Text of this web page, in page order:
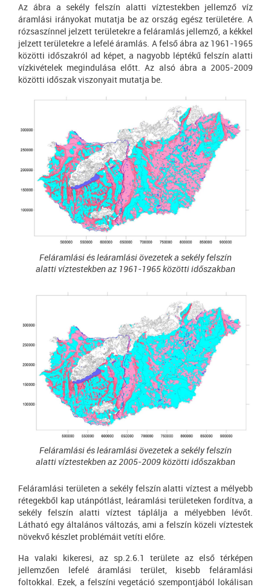
Az ábra a sekély felszín alatti víztestekben jellemző víz
áramlási irányokat mutatja be az ország egész területére. A
rózsaszínnel jelzett területekre a feláramlás jellemző, a kékkel
jelzett területekre a lefelé áramlás. A felső ábra az 1961-1965
közötti időszakról ad képet, a nagyobb léptékű felszín alatti
vízkivételek megindulása előtt. Az alsó ábra a 2005-2009
közötti időszak viszonyait mutatja be.
Feláramlási és leáramlási övezetek a sekély felszín
alatti víztestekben az 1961-1965 közötti időszakban
Feláramlási és leáramlási övezetek a sekély felszín
alatti víztestekben az 2005-2009 közötti időszakban
Feláramlási területen a sekély felszín alatti víztest a mélyebb
rétegekből kap utánpótlást, leáramlási területeken fordítva, a
sekély felszín alatti víztest táplálja a mélyebben lévőt.
Látható egy általános változás, ami a felszín közeli víztestek
növekvő készlet problémáit vetíti előre.
Ha valaki kikeresi, az sp.2.6.1 területe az első térképen
jellemzően lefelé áramlási terület, kisebb feláramlási
foltokkal. Ezek, a felszíni vegetáció szempontjából lokálisan